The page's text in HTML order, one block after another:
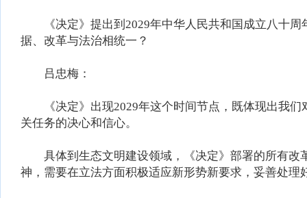
《决定》提出到2029年中华人民共和国成立八十周
据、改革与法治相统一？
吕忠梅：
《决定》出现2029年这个时间节点，既体现出我们
关任务的决心和信心。
具体到生态文明建设领域，《决定》部署的所有改
神，需要在立法方面积极适应新形势新要求，妥善处理